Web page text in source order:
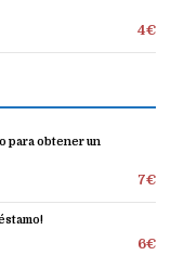
4€
para obtener un
7€
6€